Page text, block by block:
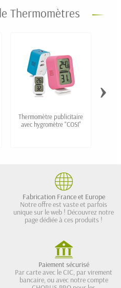
Thermomètres
Thermomètre publicitaire
avec hygromètre "COSI"
›
Fabrication France et Europe
Notre offre est vaste et parfois
unique sur le web ! Découvrez notre
page dédiée à ces produits !
Paiement sécurisé
Par carte avec le CIC, par virement
bancaire, ou avec notre compte